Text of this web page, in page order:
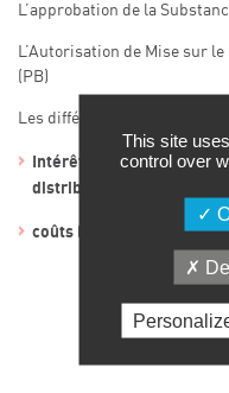
L’approbation de la
L’Autorisation de Mise sur
(PB)
Les différents types d’AMM
Intérêts stratégiques
distributeurs…)
coûts (tests,
This site
control over